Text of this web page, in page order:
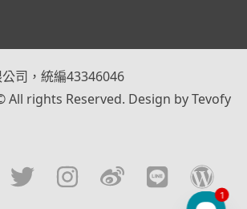
司，統編43346046
All rights Reserved. Design by Tevofy
1